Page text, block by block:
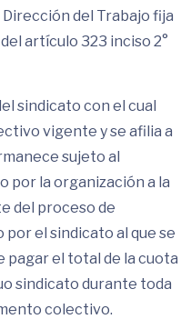
del Trabajo fija
artículo 323 inciso 2°
sindicato con el cual
vigente y se afilia a
sujeto al
la organización a la
del proceso de
el sindicato al que se
pagar el total de la cuota
sindicato durante toda
colectivo.